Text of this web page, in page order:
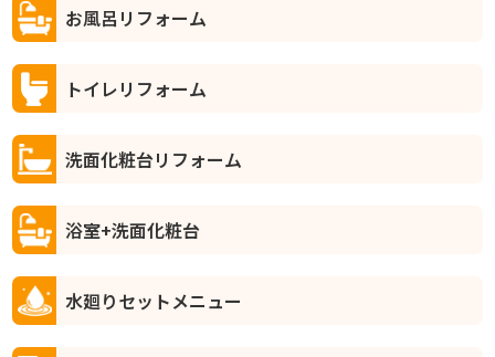
お風呂リフォーム
トイレリフォーム
洗面化粧台リフォーム
浴室+洗面化粧台
水廻りセットメニュー